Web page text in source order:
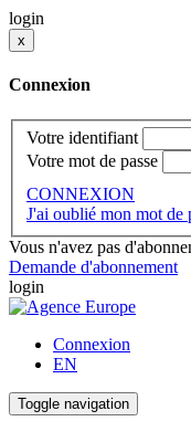
login
x
Connexion
Votre identifiant
Votre mot de passe
CONNEXION
J'ai oublié mon mot de
Vous n'avez pas
Demande d'abonnement
login
Connexion
EN
Toggle navigation